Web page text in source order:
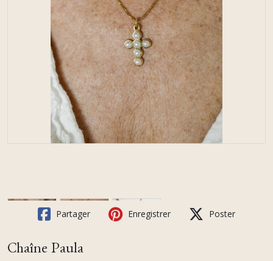
Partager Enregistrer Poster
Chaîne Paula